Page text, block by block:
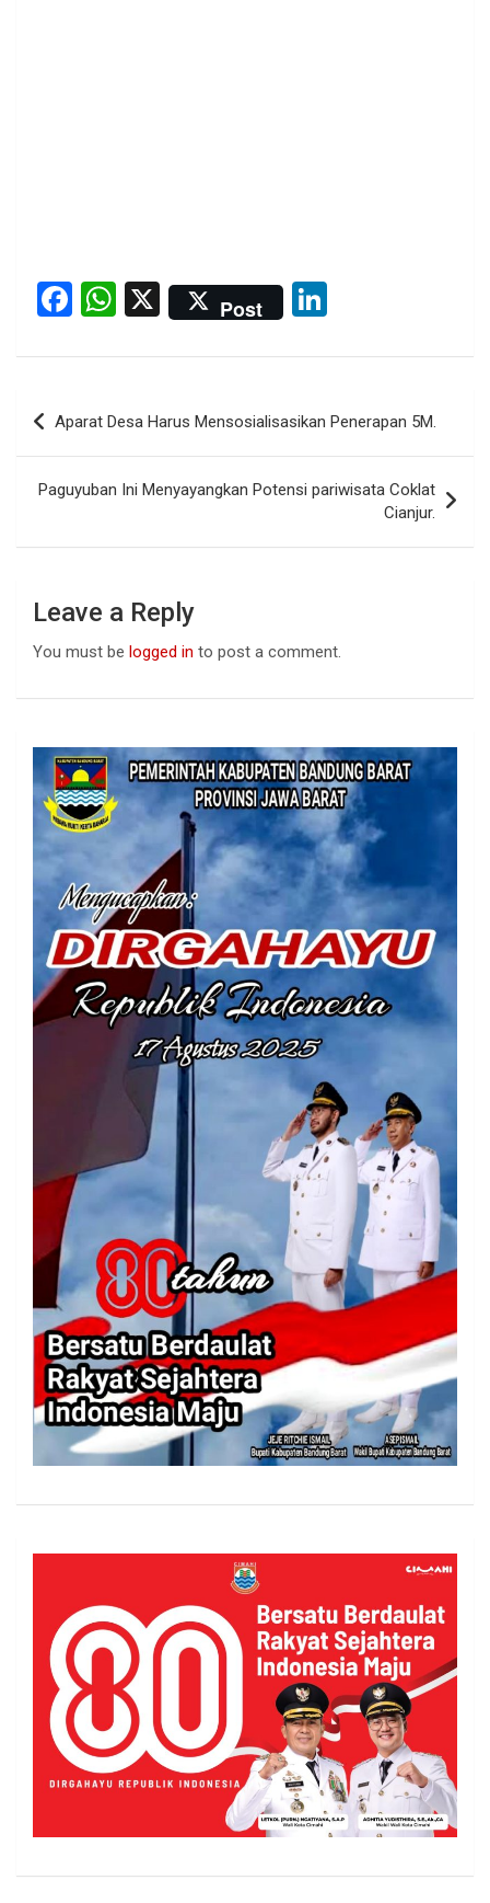
F
ce
o
k
W
at
A
p
X Post
ke
dI
n
Post
navigation
Aparat Desa Harus Mensosialisasikan Penerapan 5M.
Paguyuban Ini Menyayangkan Potensi pariwisata Coklat
Cianjur.
Leave a Reply
You must be logged in to post a comment.